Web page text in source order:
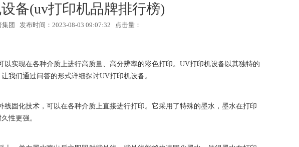
备(uv打印机品牌排行榜)
集团 发布时间：2023-08-03 09:07:32 点击量：
实现在各种介质上进行高质量、高分辨率的彩色打印。UV打印机设备以其独特的
我们通过问答的形式详细探讨UV打印机设备。
固化技术，可以在各种介质上直接进行打印。它采用了特殊的墨水，墨水在打印
性更强。